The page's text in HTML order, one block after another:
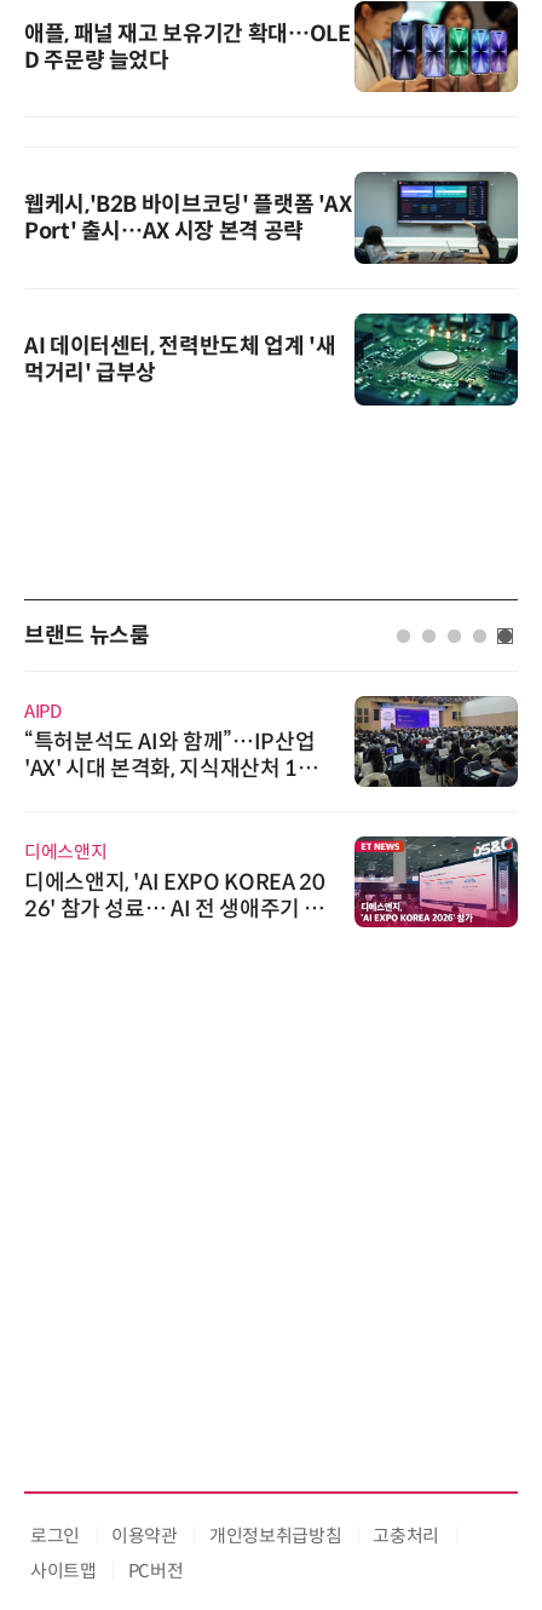
애플, 패널 재고 보유기간 확대…OLE
D 주문량 늘었다
웹케시,'B2B 바이브코딩' 플랫폼 'AX
Port' 출시…AX 시장 본격 공략
AI 데이터센터, 전력반도체 업계 '새
먹거리' 급부상
브랜드 뉴스룸
AIPD
“특허분석도 AI와 함께”…IP산업
'AX' 시대 본격화, 지식재산처 1호
디에스앤지
디에스앤지, 'AI EXPO KOREA 20
26' 참가 성료… AI 전 생애주기 아
로그인 이용약관 개인정보취급방침
고충처리
사이트맵
PC버전